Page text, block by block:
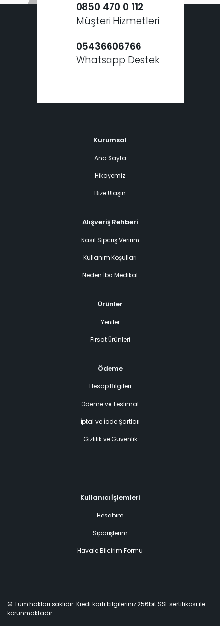
0850 470 0 112
Müşteri Hizmetleri
05436606766
Whatsapp Destek
Kurumsal
Ana Sayfa
Hikayemiz
Bize Ulaşın
Alışveriş Rehberi
Nasıl Sipariş Veririm
Kullanım Koşulları
Neden İba Medikal
Ürünler
Yeniler
Fırsat Ürünleri
Ödeme
Hesap Bilgileri
Ödeme ve Teslimat
İptal ve İade Şartları
Gizlilik ve Güvenlik
Kullanıcı İşlemleri
Hesabım
Siparişlerim
Havale Bildirim Formu
© Tüm hakları saklıdır. Kredi kartı bilgileriniz 256bit SSL sertifikası ile
korunmaktadır.